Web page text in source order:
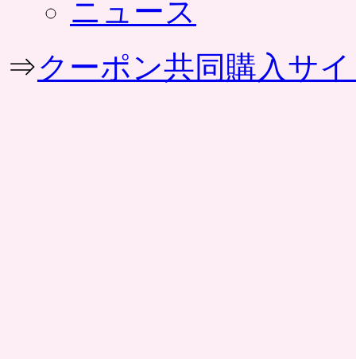
ニュース
⇒クーポン共同購入サ